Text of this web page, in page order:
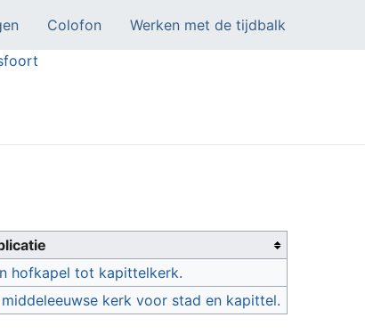
Colofon
Werken met de tijdbalk
hofkapel tot kapittelkerk.
kerk voor stad en kapittel.